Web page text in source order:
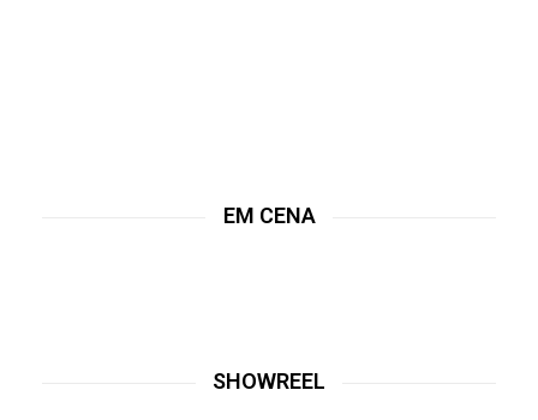
EM CENA
SHOWREEL